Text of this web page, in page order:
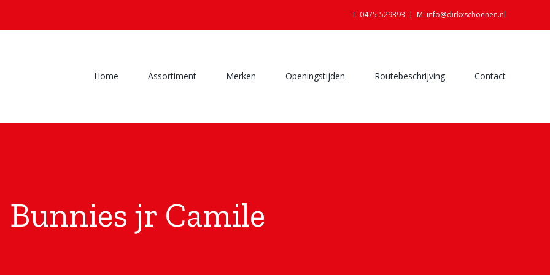
T: 0475-529393 | M: info@dirkxschoenen.nl
Home Assortiment Merken Openingstijden Routebeschrijving Contact
Bunnies jr Camile